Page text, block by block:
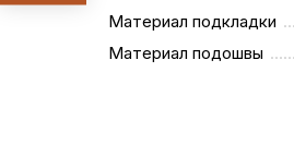
Материал подкладки
Материал подошвы